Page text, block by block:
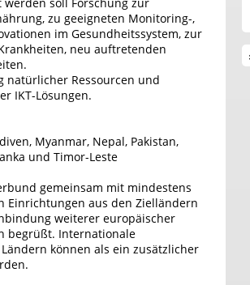
zu geeigneten Monitoring-,
im Gesundheitssystem, zur
neu auftretenden
natürlicher Ressourcen und
IKT-Lösungen.
Myanmar, Nepal, Pakistan,
und Timor-Leste
gemeinsam mit mindestens
Einrichtungen aus den Zielländern
weiterer europäischer
begrüßt. Internationale
können als ein zusätzlicher